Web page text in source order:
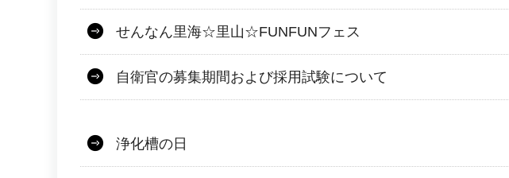
せんなん里海☆里山☆FUNFUNフェス
自衛官の募集期間および採用試験について
浄化槽の日